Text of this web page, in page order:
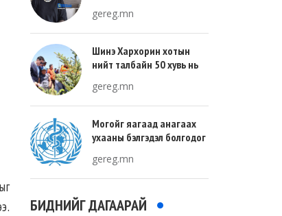
хөгжлийн тухай л ярьсан
gereg.mn
Шинэ Хархорин хотын
нийт талбайн 50 хувь нь
хувь нь барилгажих
талбай, 20 хувь нь авто
зам байна
gereg.mn
Могойг яагаад анагаах
ухааны бэлгэдэл болгодог
gereg.mn
БИДНИЙГ ДАГААРАЙ